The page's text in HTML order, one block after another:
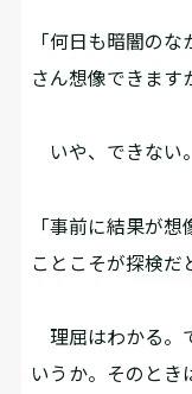
「何日も暗闇の
さん想像できます
いや、できない。
「事前に結果が
ことこそが探検だ
理屈はわかる。
いうか。そのとき